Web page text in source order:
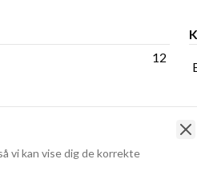
12
vi kan vise dig de korrekte